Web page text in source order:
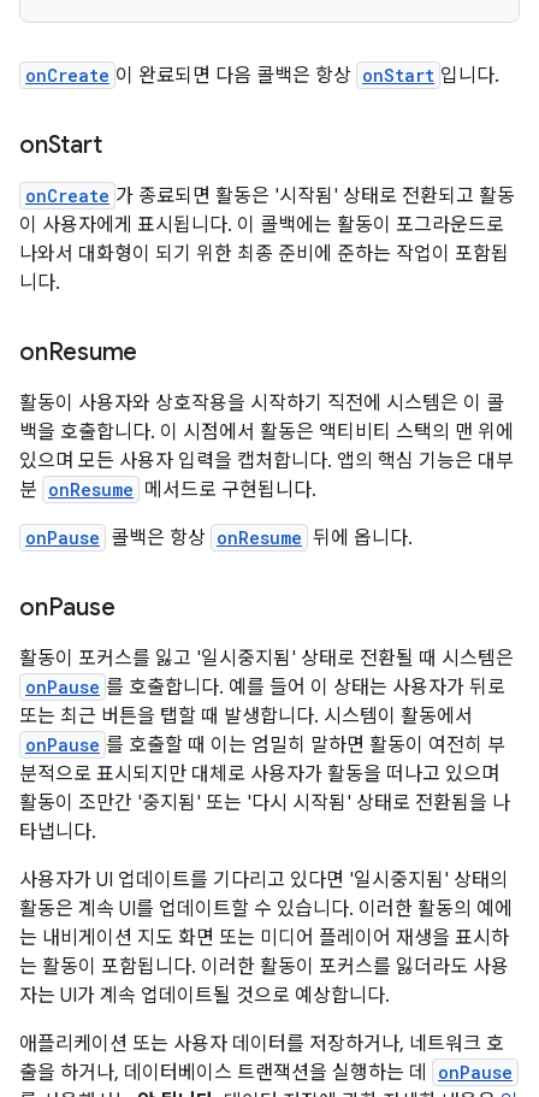
onCreate 이 완료되면 다음 콜백은 항상 onStart 입니다.
onStart
onCreate 가 종료되면 활동은 '시작됨' 상태로 전환되고 활동
이 사용자에게 표시됩니다. 이 콜백에는 활동이 포그라운드로
나와서 대화형이 되기 위한 최종 준비에 준하는 작업이 포함됩
니다.
onResume
활동이 사용자와 상호작용을 시작하기 직전에 시스템은 이 콜
백을 호출합니다. 이 시점에서 활동은 액티비티 스택의 맨 위에
있으며 모든 사용자 입력을 캡처합니다. 앱의 핵심 기능은 대부
분 onResume 메서드로 구현됩니다.
onPause 콜백은 항상 onResume 뒤에 옵니다.
onPause
활동이 포커스를 잃고 '일시중지됨' 상태로 전환될 때 시스템은
onPause 를 호출합니다. 예를 들어 이 상태는 사용자가 뒤로
또는 최근 버튼을 탭할 때 발생합니다. 시스템이 활동에서
onPause 를 호출할 때 이는 엄밀히 말하면 활동이 여전히 부
분적으로 표시되지만 대체로 사용자가 활동을 떠나고 있으며
활동이 조만간 '중지됨' 또는 '다시 시작됨' 상태로 전환됨을 나
타냅니다.
사용자가 UI 업데이트를 기다리고 있다면 '일시중지됨' 상태의
활동은 계속 UI를 업데이트할 수 있습니다. 이러한 활동의 예에
는 내비게이션 지도 화면 또는 미디어 플레이어 재생을 표시하
는 활동이 포함됩니다. 이러한 활동이 포커스를 잃더라도 사용
자는 UI가 계속 업데이트될 것으로 예상합니다.
애플리케이션 또는 사용자 데이터를 저장하거나, 네트워크 호
출을 하거나, 데이터베이스 트랜잭션을 실행하는 데
onPause